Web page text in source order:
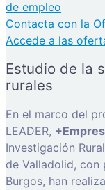
de empleo
Contacta con la
Accede a las
Estudio de la
rurales
En el marco del
LEADER,
Investigación
de Valladolid,
Burgos, han